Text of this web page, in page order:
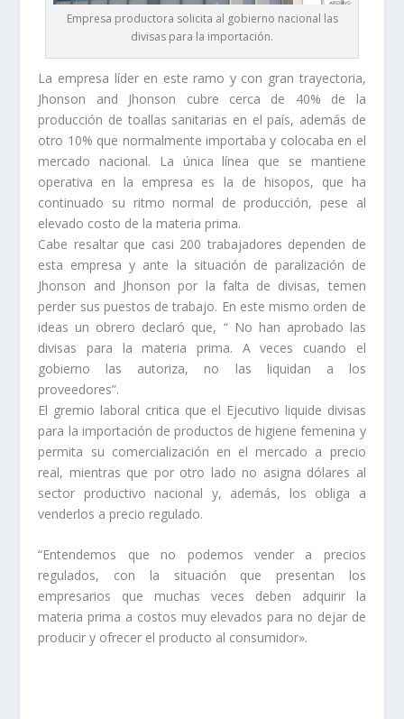
Empresa productora solicita al gobierno nacional las
divisas para la importación.
La empresa líder en este ramo y con gran trayectoria,
Jhonson and Jhonson cubre cerca de 40% de la
producción de toallas sanitarias en el país, además de
otro 10% que normalmente importaba y colocaba en el
mercado nacional. La única línea que se mantiene
operativa en la empresa es la de hisopos, que ha
continuado su ritmo normal de producción, pese al
elevado costo de la materia prima.
Cabe resaltar que casi 200 trabajadores dependen de
esta empresa y ante la situación de paralización de
Jhonson and Jhonson por la falta de divisas, temen
perder sus puestos de trabajo. En este mismo orden de
ideas un obrero declaró que, “ No han aprobado las
divisas para la materia prima. A veces cuando el
gobierno las autoriza, no las liquidan a los
proveedores”.
El gremio laboral critica que el Ejecutivo liquide divisas
para la importación de productos de higiene femenina y
permita su comercialización en el mercado a precio
real, mientras que por otro lado no asigna dólares al
sector productivo nacional y, además, los obliga a
venderlos a precio regulado.
“Entendemos que no podemos vender a precios
regulados, con la situación que presentan los
empresarios que muchas veces deben adquirir la
materia prima a costos muy elevados para no dejar de
producir y ofrecer el producto al consumidor».